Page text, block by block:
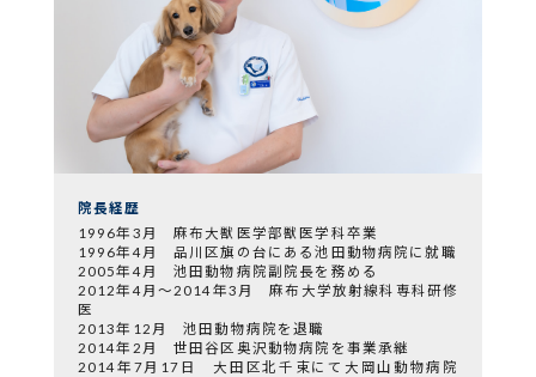
院長経歴
1996年3月 麻布大獣医学部獣医学科卒業
1996年4月 品川区旗の台にある池田動物病院に就職
2005年4月 池田動物病院副院長を務める
2012年4月～2014年3月 麻布大学放射線科専科研修
医
2013年12月 池田動物病院を退職
2014年2月 世田谷区奥沢動物病院を事業承継
2014年7月17日 大田区北千束にて大岡山動物病院